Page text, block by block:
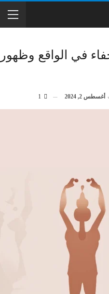
في الواقع وظهور
أغسطس 2, 2024